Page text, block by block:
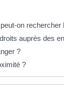
on rechercher
auprès des
?
?